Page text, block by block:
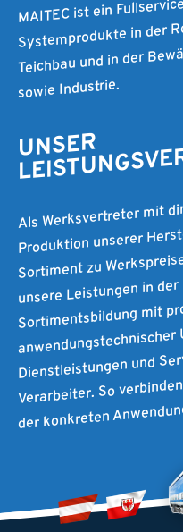
Systemprodukte in der
Teichbau und in der
sowie Industrie.
UNSER
Als Werksvertreter mit
Produktion unserer
Sortiment zu
unsere Leistungen in
Sortimentsbildung mit
Dienstleistungen und
Verarbeiter. So
der konkreten